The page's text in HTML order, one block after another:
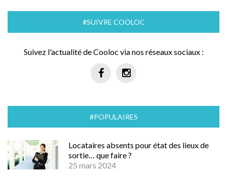
#SUIVRE COOLOC
Suivez l'actualité de Cooloc via nos réseaux sociaux :
#POPULAIRES
Locataires absents pour état des lieux de
sortie… que faire ?
25 mars 2024